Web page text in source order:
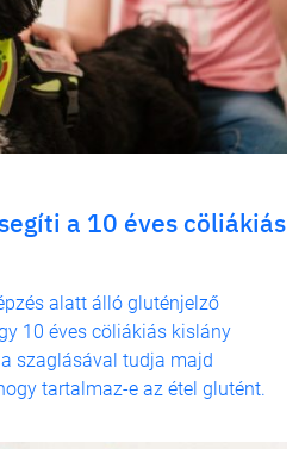
a 10 éves cöliákiás
alatt álló gluténjelző
10 éves cöliákiás kislány
szaglásával tudja majd
tartalmaz-e az étel glutént.